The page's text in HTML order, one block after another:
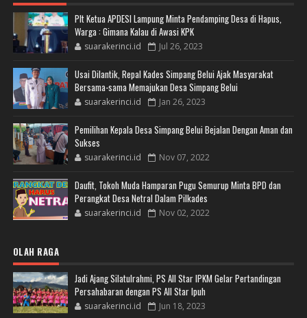
Plt Ketua APDESI Lampung Minta Pendamping Desa di Hapus,
Warga : Gimana Kalau di Awasi KPK
suarakerinci.id Jul 26, 2023
Usai Dilantik, Repal Kades Simpang Belui Ajak Masyarakat
Bersama-sama Memajukan Desa Simpang Belui
suarakerinci.id Jan 26, 2023
Pemilihan Kepala Desa Simpang Belui Bejalan Dengan Aman dan
Sukses
suarakerinci.id Nov 07, 2022
Daufit, Tokoh Muda Hamparan Pugu Semurup Minta BPD dan
Perangkat Desa Netral Dalam Pilkades
suarakerinci.id Nov 02, 2022
OLAH RAGA
Jadi Ajang Silatulrahmi, PS All Star IPKM Gelar Pertandingan
Persahabaran dengan PS All Star Ipuh
suarakerinci.id Jun 18, 2023